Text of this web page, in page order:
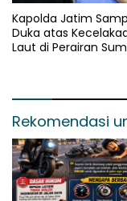
Kapolda Jatim
Duka atas
Laut di Perairan
Rekomendasi